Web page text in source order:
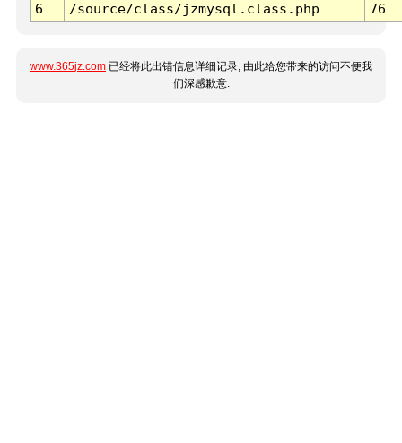
6
/source/class/jzmysql.class.php 76
www.365jz.com 已经将此出错信息详细记录, 由此给您带来的访问不便我
们深感歉意.